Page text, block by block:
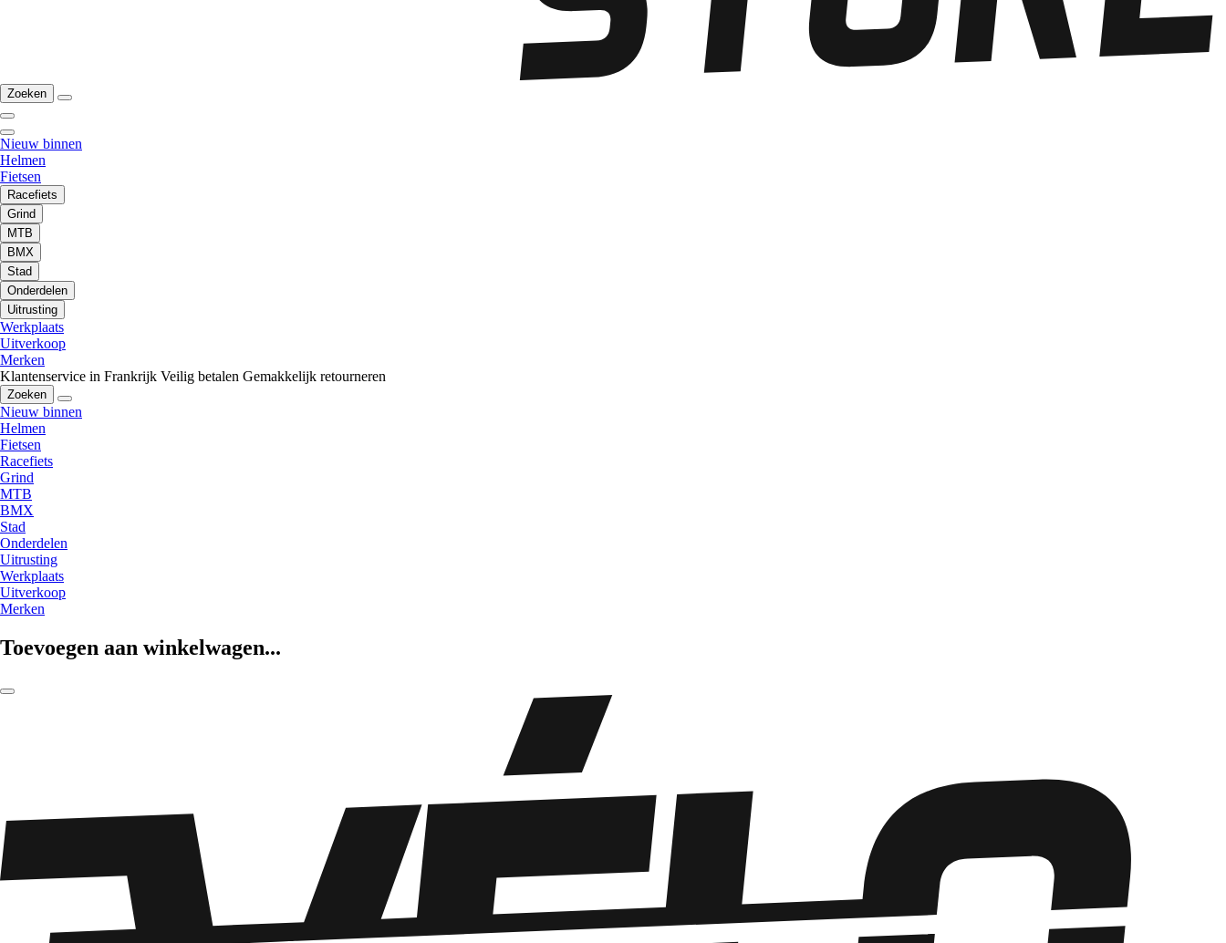
Zoeken
Nieuw binnen
Helmen
Fietsen
Racefiets
Grind
MTB
BMX
Stad
Onderdelen
Uitrusting
Werkplaats
Uitverkoop
Merken
Klantenservice in Frankrijk Veilig betalen Gemakkelijk retourneren
Zoeken
Nieuw binnen
Helmen
Fietsen
Racefiets
Grind
MTB
BMX
Stad
Onderdelen
Uitrusting
Werkplaats
Uitverkoop
Merken
Toevoegen aan winkelwagen...